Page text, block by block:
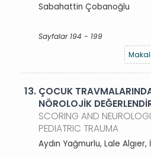
Sabahattin Çobanoğlu
Sayfalar 194 - 199
13. ÇOCUK
NÖROLOJİK
SCORING AND
PEDIATRIC TRAUMA
Aydın Yağmurlu, Lale